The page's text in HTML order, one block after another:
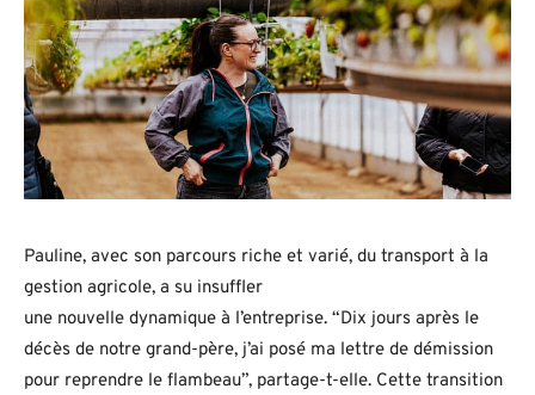
Pauline, avec son parcours riche et varié, du transport à la
gestion agricole, a su insuffler
une nouvelle dynamique à l’entreprise. “Dix jours après le
décès de notre grand-père, j’ai posé ma lettre de démission
pour reprendre le flambeau”, partage-t-elle. Cette transition